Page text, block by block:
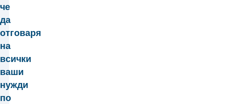
че
да
отговаря
на
всички
ваши
нужди
по